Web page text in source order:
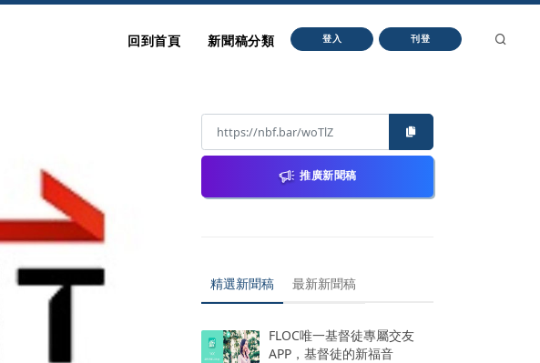
回到首頁 新聞稿分類 登入 刊登
推廣新聞稿
精選新聞稿 最新新聞稿
FLOC唯一基督徒專屬交友
APP，基督徒的新福音